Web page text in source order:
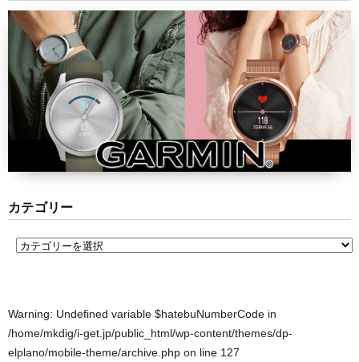
カテゴリー
Warning: Undefined variable $hatebuNumberCode in
/home/mkdig/i-get.jp/public_html/wp-content/themes/dp-
elplano/mobile-theme/archive.php on line 127